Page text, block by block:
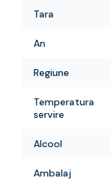
Tara
An
Regiune
Temperatura
servire
Alcool
Ambalaj